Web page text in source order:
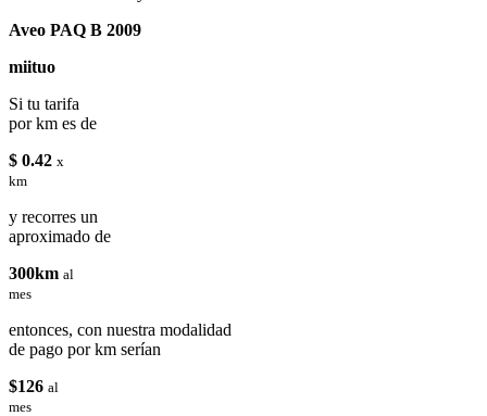
Aveo PAQ B 2009
miituo
Si tu tarifa
por km es de
$ 0.42 x
km
y recorres un
aproximado de
300km al
mes
entonces, con nuestra modalidad
de pago por km serían
$126 al
mes